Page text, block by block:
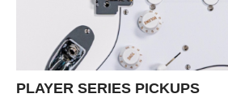
PLAYER SERIES PICKUPS